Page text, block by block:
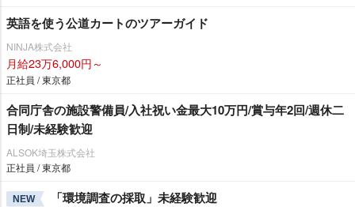
英語を使う公道カートのツアーガイド
NINJA株式会社
月給23万6,000円～
正社員 / 東京都
合同庁舎の施設警備員/入社祝い金最大10万円/賞与年2回/週休二
日制/未経験歓迎
ALSOK埼玉株式会社
正社員 / 東京都
NEW 「環境調査の採取」未経験歓迎